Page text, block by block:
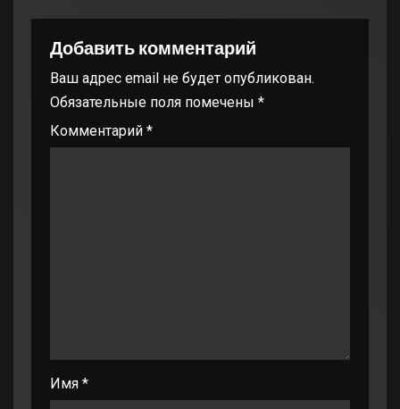
Добавить комментарий
Ваш адрес email не будет опубликован.
Обязательные поля помечены *
Комментарий *
Имя *